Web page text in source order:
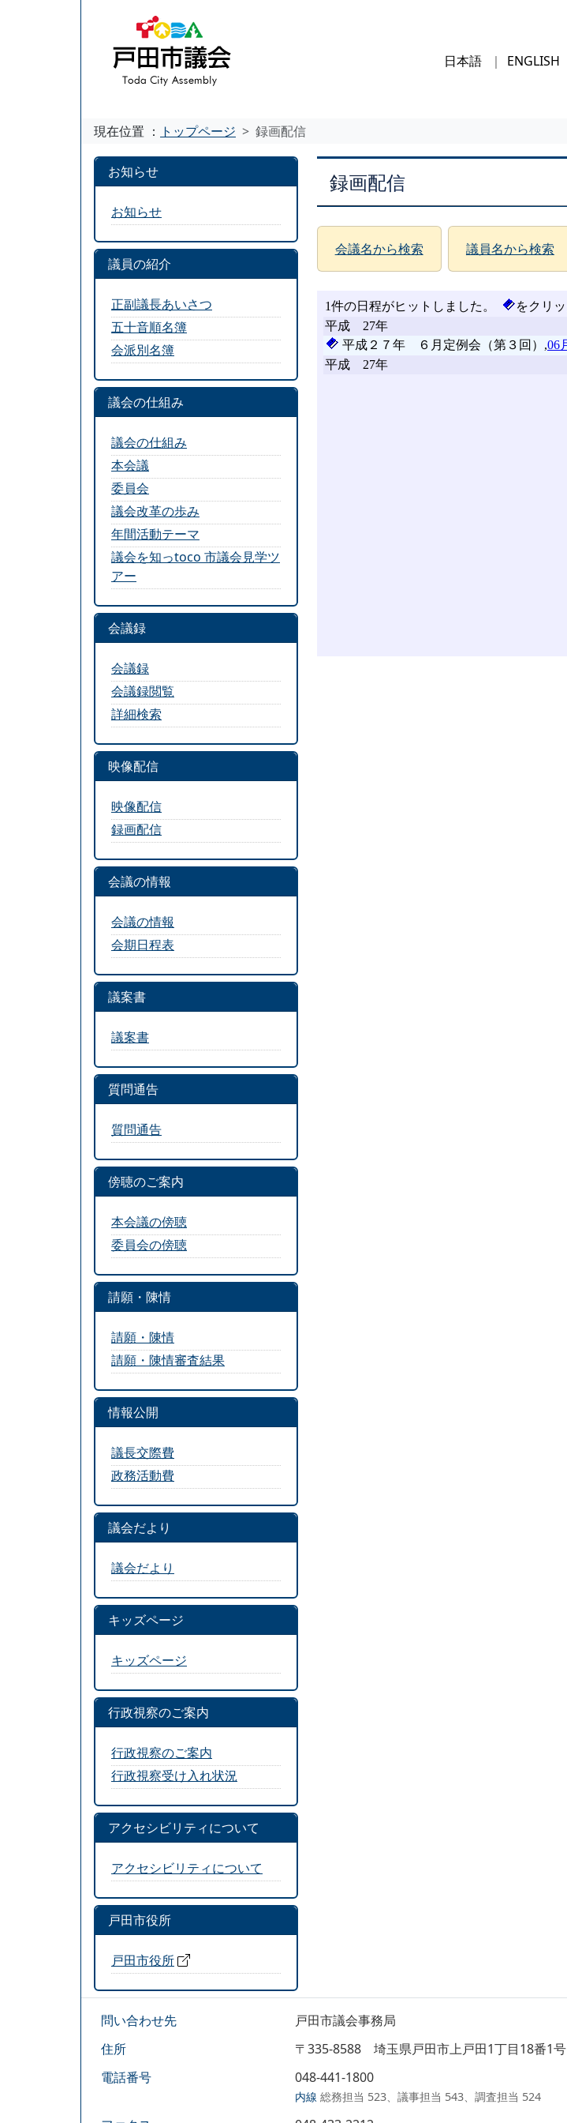
日本語 ENGLISH
現在位置 ： トップページ 録画配信
録画配信
会議名から検索 議員名から検索
お知らせ
お知らせ
議員の紹介
正副議長あいさつ
五十音順名簿
会派別名簿
議会の仕組み
議会の仕組み
本会議
委員会
議会改革の歩み
年間活動テーマ
議会を知っtoco 市議会見学ツ
アー
会議録
会議録
会議録閲覧
詳細検索
映像配信
映像配信
録画配信
会議の情報
会議の情報
会期日程表
議案書
議案書
質問通告
質問通告
傍聴のご案内
本会議の傍聴
委員会の傍聴
請願・陳情
請願・陳情
請願・陳情審査結果
情報公開
議長交際費
政務活動費
議会だより
議会だより
キッズページ
キッズページ
行政視察のご案内
行政視察のご案内
行政視察受け入れ状況
アクセシビリティについて
アクセシビリティについて
戸田市役所
戸田市役所
問い合わせ先
戸田市議会事務局
住所
〒335-8588 埼玉県戸田市上戸田1丁目18番1号
電話番号
048-441-1800
内線 総務担当 523、議事担当 543、調査担当 524